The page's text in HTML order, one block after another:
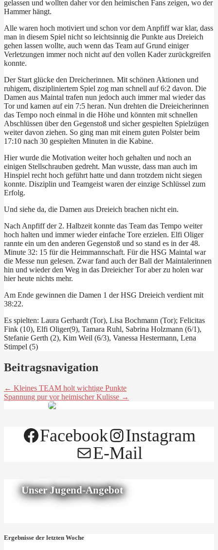
gelassen und wollten daher vor den heimischen Fans zeigen, wo der
Hammer hängt.
Alle waren hoch motiviert und schon vor dem Anpfiff war klar, dass
man in diesem Spiel nicht so leichtsinnig die Punkte aus Dreieich
gehen lassen wollte, auch wenn das Team auf Grund einiger
Verletzungen immer noch nicht auf den vollen Kader zurückgreifen
konnte.
Der Start glücke den Dreicherinnen. Mit schönen Aktionen und
ruhigem, diszipliniertem Spiel zog man schnell auf 6:2 davon. Die
Damen aus Maintal trafen nun jedoch auch immer mal wieder das
Tor und kamen auf ein 7:5 heran. Nun drehten die Dreieicherinnen
das Tempo noch einmal in die Höhe und könnten mit schnellen
Abschlüssen über den Gegenstoß und sicher gespielten Spielzügen
weiter davon ziehen. So ging man mit einem guten Polster beim
17:10 nach 30 gespielten Minuten in die Kabine.
Hier wurde die Motivation weiter hoch gehalten und noch an
einigen Stellschrauben gedreht. Man wusste, dass man auch im
Hinspiel recht hoch geführt hatte und dann trotzdem nicht siegen
konnte. Disziplin und Teamgeist waren der einzige Schlüssel zum
Erfolg.
Und siehe da, die Damen aus Dreieich brachen nicht ein.
Nach Anpfiff der 2. Halbzeit konnte das Team das Tempo weiter
hoch halten und immer wieder einfache Tore erzielen. Elfi Oliger
rannte ein um den anderen Gegenstoß und so stand es in der 48.
Minute 32: 15 für die Heimmannschaft. Für die HSG Maintal war
die Messe nun gelesen. Zwar fand auch der Ball der Maintalerinnen
hin und wieder den Weg in das Dreieicher Tor aber zu holen war
hier heute nichts mehr.
Am Ende gewinnen die Damen 1 der HSG Dreieich verdient mit
38:22.
Es spielten: Laura Gerhardt (Tor), Lisa Bochmann (Tor); Felicitas
Fink (10), Elfi Oliger(9), Tamara Ruhl, Sabrina Holzmann (6/1),
Stefanie Gerth (2), Kim Weil (6/3), Vanessa Hestermann, Lena
Stimpel (5)
Beitragsnavigation
← Kleines TEAM holt wichtige Punkte
Spannung pur vor heimischer Kulisse →
Facebook
Instagram
E-Mail
Unser Jugend-Angebot
Ergebnisse der letzten Woche